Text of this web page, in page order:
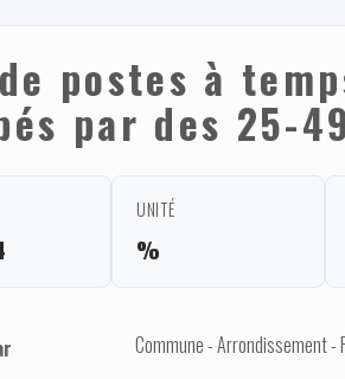
postes à
par des 25-
UNITÉ
%
Commune - Arrondissement -